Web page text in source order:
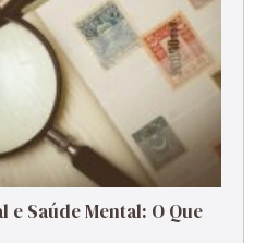
e Saúde Mental: O Que